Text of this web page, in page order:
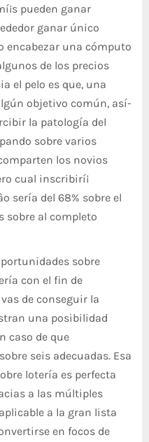
pueden ganar
ganar único
encabezar una cómputo
de los precios
el pelo es que, una
objetivo común, así­
la patologí­a del
sobre varios
los novios
cual inscribirí¡
serí­a del 68% sobre el
sobre al completo
sobre
con el fin de
de conseguir la
una posibilidad
caso de que
seis adecuadas. Esa
lotería es perfecta
a las múltiples
a la gran lista
en focos de